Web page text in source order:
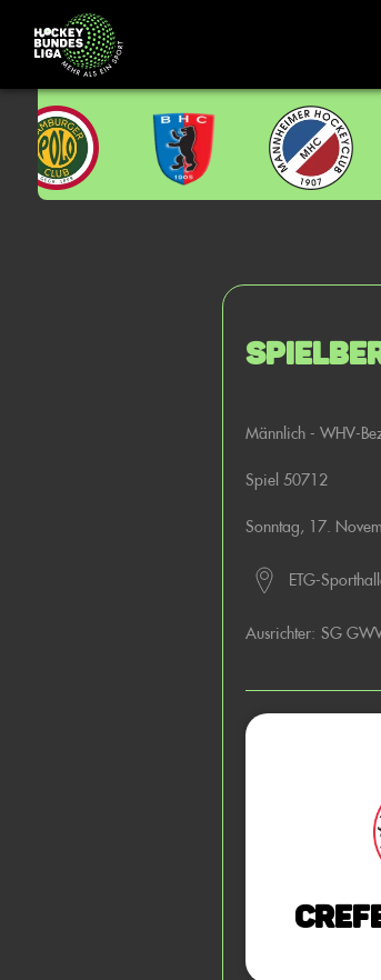
Männlich - WHV-
Spiel 50712
Sonntag, 17.
ETG-
Ausrichter: SG